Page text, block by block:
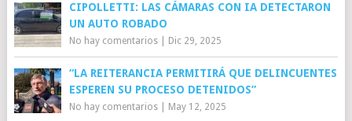
CIPOLLETTI: LAS CÁMARAS CON IA DETECTARON
UN AUTO ROBADO
No hay comentarios| Dic 29, 2025
“LA REITERANCIA PERMITIRÁ QUE DELINCUENTES
ESPEREN SU PROCESO DETENIDOS”
No hay comentarios| May 12, 2025